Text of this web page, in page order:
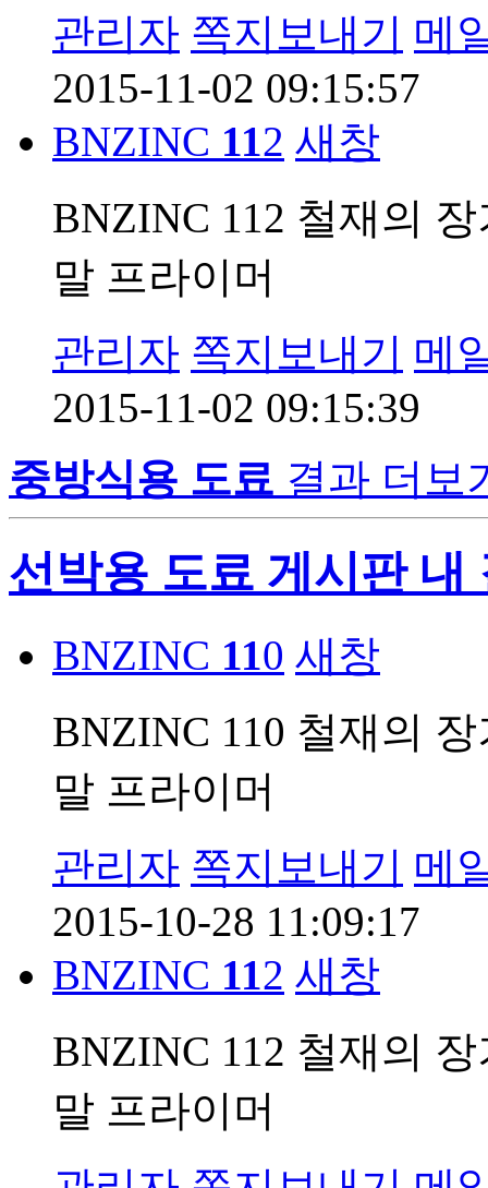
관리자 쪽지보내기 메
2015-11-02 09:15:57
BNZINC 112 새창
BNZINC 112 철재의
말 프라이머
관리자 쪽지보내기 메
2015-11-02 09:15:39
중방식용 도료 결과 더보
선박용 도료 게시판 내
BNZINC 110 새창
BNZINC 110 철재의
말 프라이머
관리자 쪽지보내기 메
2015-10-28 11:09:17
BNZINC 112 새창
BNZINC 112 철재의
말 프라이머